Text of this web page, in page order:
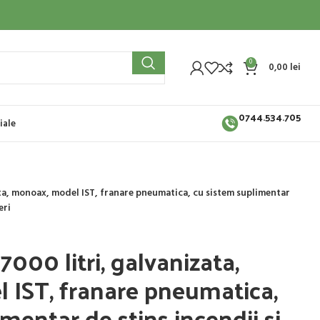
0 0,00 lei
0744.534.705
monoax, model IST, franare pneumatica, cu sistem suplimentar
litri, galvanizata,
IST, franare pneumatica,